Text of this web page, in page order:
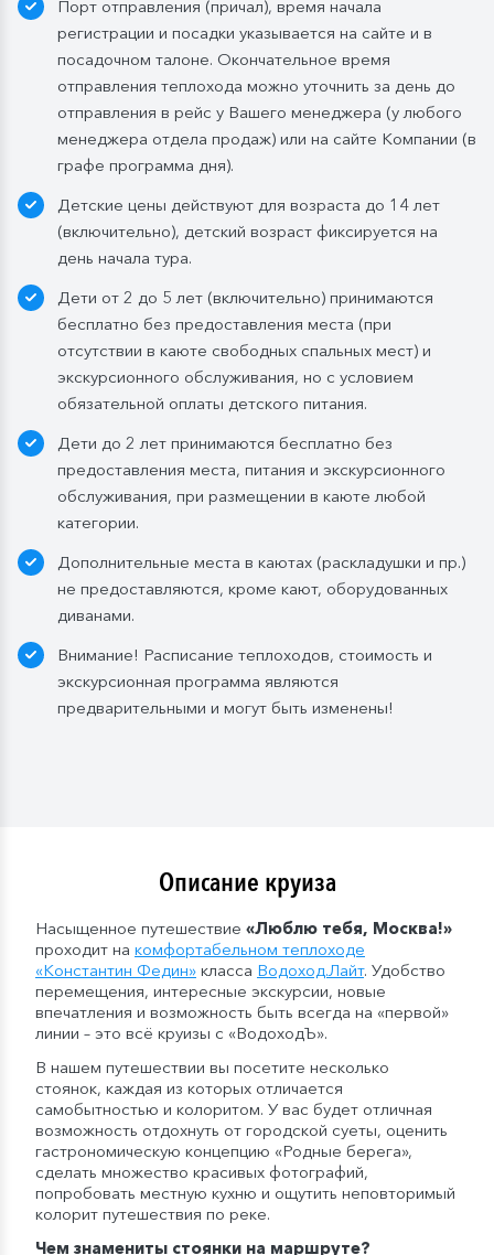
Порт отправления (причал), время начала
регистрации и посадки указывается на сайте и в
посадочном талоне. Окончательное время
отправления теплохода можно уточнить за день до
отправления в рейс у Вашего менеджера (у любого
менеджера отдела продаж) или на сайте Компании (в
графе программа дня).
Детские цены действуют для возраста до 14 лет
(включительно), детский возраст фиксируется на
день начала тура.
Дети от 2 до 5 лет (включительно) принимаются
бесплатно без предоставления места (при
отсутствии в каюте свободных спальных мест) и
экскурсионного обслуживания, но с условием
обязательной оплаты детского питания.
Дети до 2 лет принимаются бесплатно без
предоставления места, питания и экскурсионного
обслуживания, при размещении в каюте любой
категории.
Дополнительные места в каютах (раскладушки и пр.)
не предоставляются, кроме кают, оборудованных
диванами.
Внимание! Расписание теплоходов, стоимость и
экскурсионная программа являются
предварительными и могут быть изменены!
Описание круиза
Насыщенное путешествие «Люблю тебя, Москва!»
проходит на комфортабельном теплоходе
«Константин Федин» класса Водоход.Лайт. Удобство
перемещения, интересные экскурсии, новые
впечатления и возможность быть всегда на «первой»
линии – это всё круизы с «ВодоходЪ».
В нашем путешествии вы посетите несколько
стоянок, каждая из которых отличается
самобытностью и колоритом. У вас будет отличная
возможность отдохнуть от городской суеты, оценить
гастрономическую концепцию «Родные берега»,
сделать множество красивых фотографий,
попробовать местную кухню и ощутить неповторимый
колорит путешествия по реке.
Чем знамениты стоянки на маршруте?